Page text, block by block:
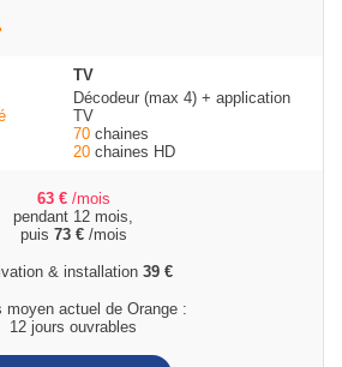
TV
Décodeur (max 4) + application
TV
70 chaines
20 chaines HD
63 € /mois
pendant 12 mois,
puis 73 €/mois
& installation 39 €
moyen actuel de Orange :
12 jours ouvrables